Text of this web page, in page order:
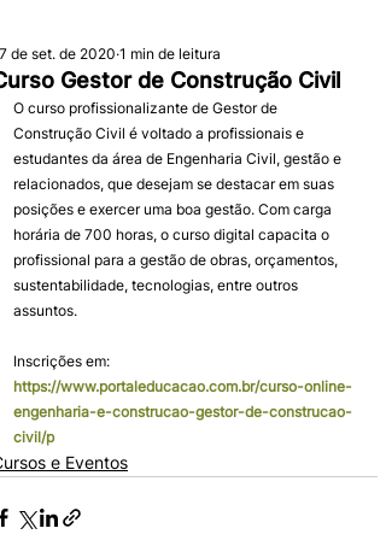
Gestor de Construção Civil
de set. de 2020 1 min de leitura
O curso profissionalizante de Gestor de
Construção Civil é voltado a profissionais e
estudantes da área de Engenharia Civil, gestão e
relacionados, que desejam se destacar em suas
posições e exercer uma boa gestão. Com carga
horária de 700 horas, o curso digital capacita o
profissional para a gestão de obras, orçamentos,
sustentabilidade, tecnologias, entre outros
assuntos.
Inscrições em:
https://www.portaleducacao.com.br/curso-online-
engenharia-e-construcao-gestor-de-construcao-
civil/p
e Eventos